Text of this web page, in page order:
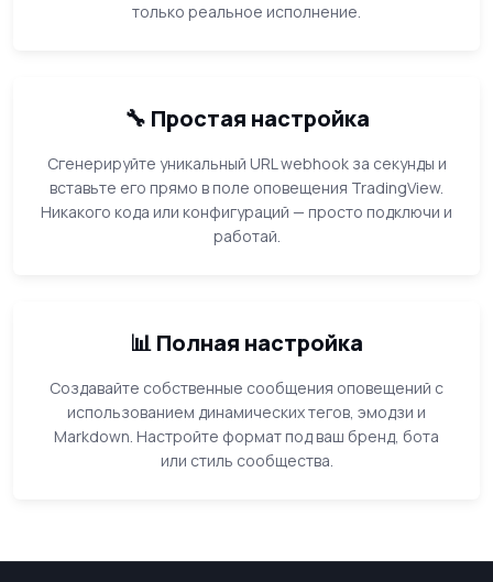
только реальное исполнение.
🔧 Простая настройка
Сгенерируйте уникальный URL webhook за секунды и
вставьте его прямо в поле оповещения TradingView.
Никакого кода или конфигураций — просто подключи и
работай.
📊 Полная настройка
Создавайте собственные сообщения оповещений с
использованием динамических тегов, эмодзи и
Markdown. Настройте формат под ваш бренд, бота
или стиль сообщества.